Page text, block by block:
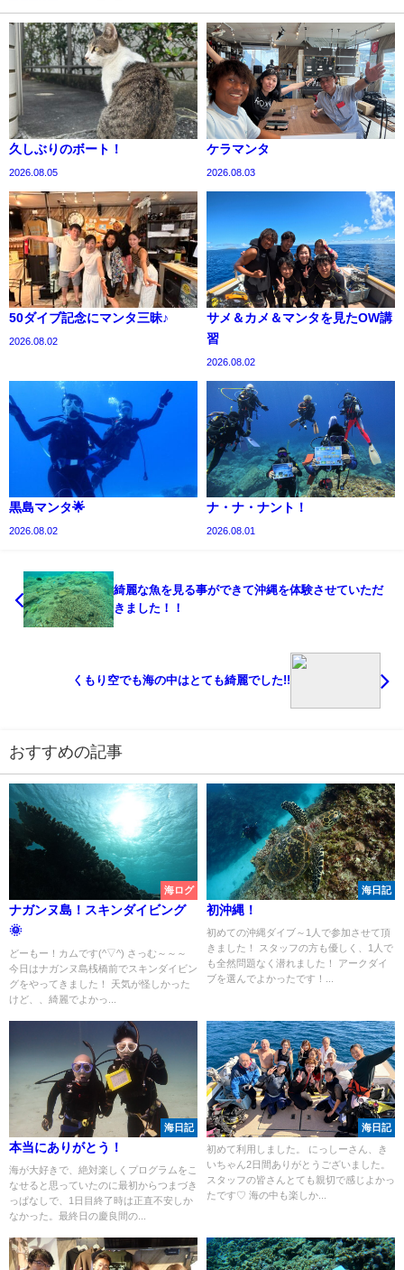
久しぶりのボート！
2026.08.05
ケラマンタ
2026.08.03
50ダイブ記念にマンタ三昧♪
2026.08.02
サメ＆カメ＆マンタを見たOW講
習
2026.08.02
黒島マンタ🌟
2026.08.02
ナ・ナ・ナント！
2026.08.01
綺麗な魚を見る事ができて沖縄を体験させていただ
きました！！
くもり空でも海の中はとても綺麗でした!!
おすすめの記事
海ログ
ナガンヌ島！スキンダイビング
🌞
どーもー！カムです(^▽^) さっむ～～～
今日はナガンヌ島桟橋前でスキンダイビン
グをやってきました！ 天気が怪しかった
けど、、綺麗でよかっ...
海日記
初沖縄！
初めての沖縄ダイブ～1人で参加させて頂
きました！ スタッフの方も優しく、1人で
も全然問題なく潜れました！ アークダイ
ブを選んでよかったです！...
海日記
本当にありがとう！
海が大好きで、絶対楽しくプログラムをこ
なせると思っていたのに最初からつまづき
っぱなしで、1日目終了時は正直不安しか
なかった。最終日の慶良間の...
海日記
初めて利用しました。 にっしーさん、き
いちゃん2日間ありがとうございました。
スタッフの皆さんとても親切で感じよかっ
たです♡ 海の中も楽しか...